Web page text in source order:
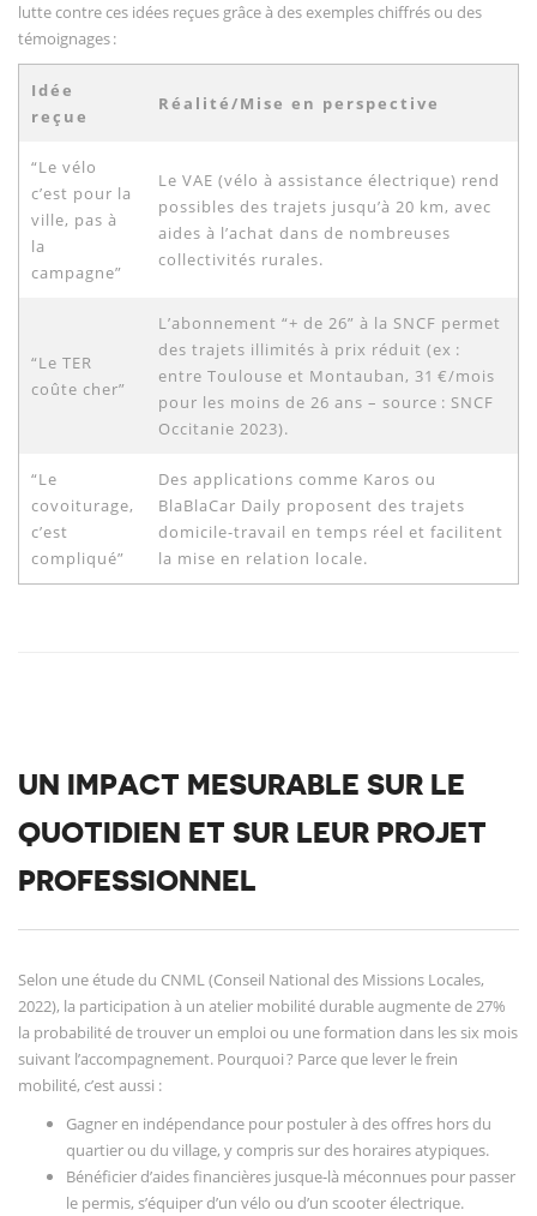
lutte contre ces idées reçues grâce à des exemples chiffrés ou des
témoignages :
Idée
reçue
Réalité/Mise en perspective
“Le vélo
c’est pour la
ville, pas à
la
campagne”
Le VAE (vélo à assistance électrique) rend
possibles des trajets jusqu’à 20 km, avec
aides à l’achat dans de nombreuses
collectivités rurales.
“Le TER
coûte cher”
L’abonnement “+ de 26” à la SNCF permet
des trajets illimités à prix réduit (ex :
entre Toulouse et Montauban, 31 €/mois
pour les moins de 26 ans – source : SNCF
Occitanie 2023).
“Le
covoiturage,
c’est
compliqué”
Des applications comme Karos ou
BlaBlaCar Daily proposent des trajets
domicile-travail en temps réel et facilitent
la mise en relation locale.
UN IMPACT MESURABLE SUR LE
QUOTIDIEN ET SUR LEUR PROJET
PROFESSIONNEL
Selon une étude du CNML (Conseil National des Missions Locales,
2022), la participation à un atelier mobilité durable augmente de 27%
la probabilité de trouver un emploi ou une formation dans les six mois
suivant l’accompagnement. Pourquoi ? Parce que lever le frein
mobilité, c’est aussi :
Gagner en indépendance pour postuler à des offres hors du
quartier ou du village, y compris sur des horaires atypiques.
Bénéficier d’aides financières jusque-là méconnues pour passer
le permis, s’équiper d’un vélo ou d’un scooter électrique.